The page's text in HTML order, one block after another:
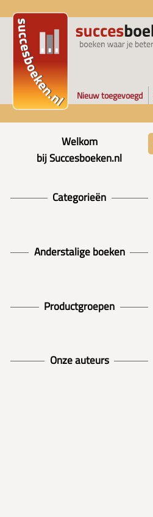
Nieuw toegevoegd
Welkom
bij Succesboeken.nl
Categorieën
Anderstalige boeken
Productgroepen
Onze auteurs